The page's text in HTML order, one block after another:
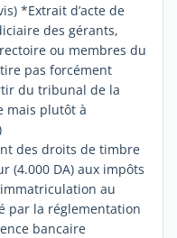
*Extrait d’acte de
des gérants,
ou membres du
pas forcément
du tribunal de la
mais plutôt à
des droits de timbre
(4.000 DA) aux impôts
au
par la réglementation
bancaire